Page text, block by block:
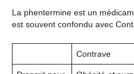
La phentermine est un
est souvent confondu avec
Contrave